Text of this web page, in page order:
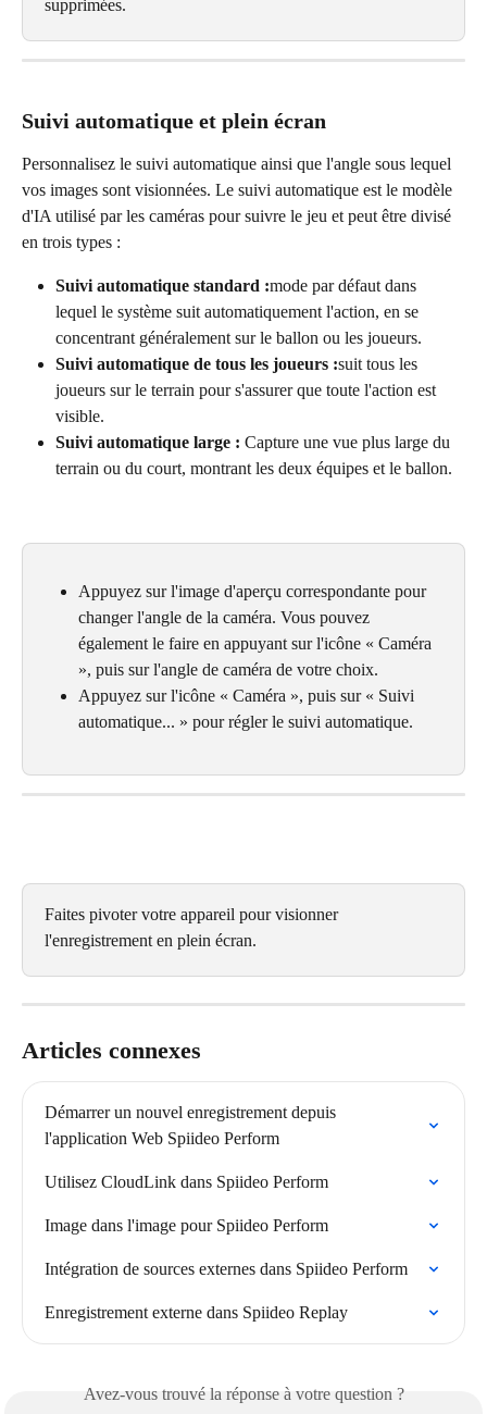
supprimées.
Suivi automatique et plein écran
Personnalisez le suivi automatique ainsi que l'angle sous lequel
vos images sont visionnées. Le suivi automatique est le modèle
d'IA utilisé par les caméras pour suivre le jeu et peut être divisé
en trois types :
Suivi automatique standard :mode par défaut dans
lequel le système suit automatiquement l'action, en se
concentrant généralement sur le ballon ou les joueurs.
Suivi automatique de tous les joueurs :suit tous les
joueurs sur le terrain pour s'assurer que toute l'action est
visible.
Suivi automatique large : Capture une vue plus large du
terrain ou du court, montrant les deux équipes et le ballon.
Appuyez sur l'image d'aperçu correspondante pour
changer l'angle de la caméra. Vous pouvez
également le faire en appuyant sur l'icône « Caméra
», puis sur l'angle de caméra de votre choix.
Appuyez sur l'icône « Caméra », puis sur « Suivi
automatique... » pour régler le suivi automatique.
Faites pivoter votre appareil pour visionner
l'enregistrement en plein écran.
Articles connexes
Démarrer un nouvel enregistrement depuis
l'application Web Spiideo Perform
Utilisez CloudLink dans Spiideo Perform
Image dans l'image pour Spiideo Perform
Intégration de sources externes dans Spiideo Perform
Enregistrement externe dans Spiideo Replay
Avez-vous trouvé la réponse à votre question ?